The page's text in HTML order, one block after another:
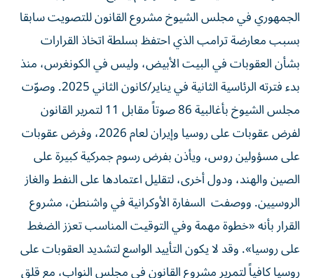
الجمهوري في مجلس الشيوخ مشروع القانون للتصويت سابقا
بسبب معارضة ترامب الذي احتفظ بسلطة اتخاذ القرارات
بشأن العقوبات في البيت الأبيض، وليس في الكونغرس، منذ
بدء فترته الرئاسية الثانية في يناير/كانون الثاني 2025. وصوّت
مجلس الشيوخ بأغالبية 86 صوتاً مقابل 11 لتمرير القانون
‌لفرض عقوبات على روسيا وإيران لعام 2026، وفرض عقوبات
على مسؤولين روس، ويأذن بفرض رسوم جمركية كبيرة على
الصين والهند، ودول أخرى، لتقليل اعتمادها على النفط والغاز
الروسيين. ووصفت السفارة الأوكرانية في واشنطن، مشروع
القرار بأنه «خطوة مهمة وفي التوقيت المناسب تعزز الضغط
على روسيا». وقد لا يكون التأييد الواسع لتشديد العقوبات على
روسيا كافياً لتمرير مشروع القانون في مجلس النواب، مع قلق